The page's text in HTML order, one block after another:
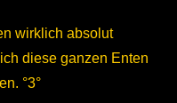
wirklich absolut
diese ganzen Enten
°3°